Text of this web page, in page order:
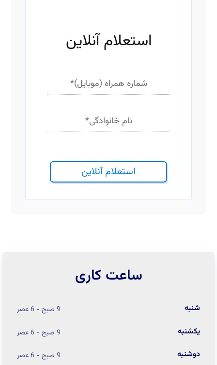
استعلام آنلاین
شماره همراه (موبایل)*
نام خانوادگی*
استعلام آنلاین
ساعت کاری
شنبه 9 صبح - 6 عصر
یکشنبه 9 صبح - 6 عصر
دوشنبه 9 صبح - 6 عصر